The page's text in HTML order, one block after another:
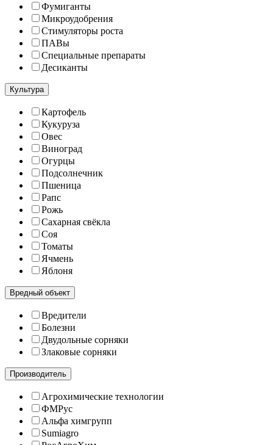
Фумиганты
Микроудобрения
Стимуляторы роста
ПАВы
Специальные препараты
Десиканты
Культура
Картофель
Кукуруза
Овес
Виноград
Огурцы
Подсолнечник
Пшеница
Рапс
Рожь
Сахарная свёкла
Соя
Томаты
Ячмень
Яблоня
Вредный объект
Вредители
Болезни
Двудольные сорняки
Злаковые сорняки
Производитель
Агрохимические технологии
ФМРус
Альфа химгрупп
Sumiagro